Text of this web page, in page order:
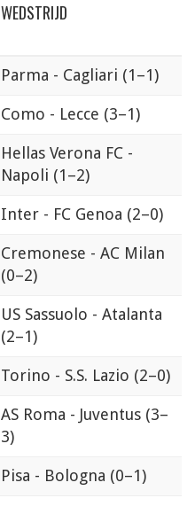
WEDSTRIJD
Parma - Cagliari (1–1)
Como - Lecce (3–1)
Hellas Verona FC -
Napoli (1–2)
Inter - FC Genoa (2–0)
Cremonese - AC Milan
(0–2)
US Sassuolo - Atalanta
(2–1)
Torino - S.S. Lazio (2–0)
AS Roma - Juventus (3–
3)
Pisa - Bologna (0–1)